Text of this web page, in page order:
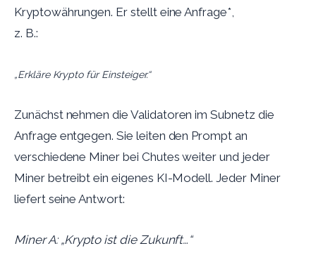
Kryptowährungen. Er stellt eine Anfrage*,
z. B.:
„Erkläre Krypto für Einsteiger.“
Zunächst nehmen die Validatoren im Subnetz die
Anfrage entgegen. Sie leiten den Prompt an
verschiedene Miner bei Chutes weiter und jeder
Miner betreibt ein eigenes KI-Modell. Jeder Miner
liefert seine Antwort:
Miner A: „Krypto ist die Zukunft…“